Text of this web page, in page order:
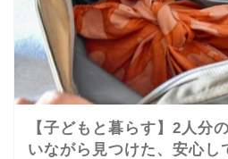
【子どもと暮らす】2人分
いながら見つけた、安心し